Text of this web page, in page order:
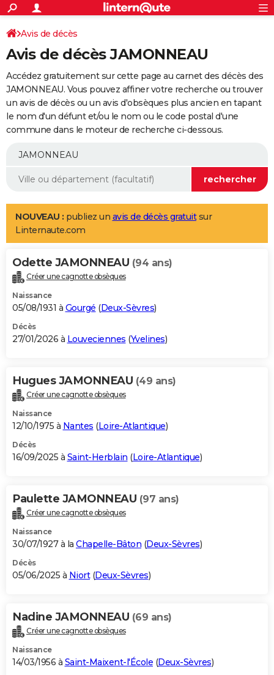
ACTUALITÉS
Politique
Société
Faits Divers
Education
Monde
Villes
+
SPORT
Coupe du monde 2026
Football
Tennis
Cyclisme
Rugby
Forum
Programme TV
TNT
Streaming
Cinéma
Sorties cinéma
Musique
+
FINANCE
Impôts
Immobilier
Risques naturels par ville
Banque
Assurance
Crédit
AUTO
Essais
Réserver un essai
Citadines
Berlines
SUV
Forum auto
+
Mobiles
Meilleur smartphone
Internet
Ordinateurs
Jeux vidéo
Guide high-tech
Aménagement intérieur
LIFESTYLE
Art de vivre
Bien-être
Loisirs
Mode
Modes de vie
Alimentation
Guide de la santé
Maladies
Médicaments
Sommeil
VOYAGE
Destinations
City break
Voyage nature
Voyage de noces
Forum
Climat
+PHOTO
GUIDES D'ACHAT
BONS PLANS
Carte de Noël
Carte Bonne année
Carte Saint-Valentin
Carte Pâques
Carte d'anniversaire
DICTIONNAIRE
Dictionnaire
Biographies
Citations
Expressions
Proverbes
PROGRAMME TV
S'inscrire
Se connecter
Lycées
Collèges
Primaires
Universités
Entreprises
Service militaire
Avis de recherche
AVIS DE DÉCÈS
Bricolage
Lifestyle
Culture
Sport
Auto
Television
Voyage
Cinema
Avis de décès
Avis de décès JAMONNEAU
Accédez gratuitement sur cette page au carnet des décès des
JAMONNEAU. Vous pouvez affiner votre recherche ou trouver
un avis de décès ou un avis d'obsèques plus ancien en tapant
le nom d'un défunt et/ou le nom ou le code postal d'une
commune dans le moteur de recherche ci-dessous.
NOUVEAU : publiez un avis de décès gratuitsur
Linternaute.com
Odette JAMONNEAU (94 ans)
Créer une cagnotte obsèques
Naissance
05/08/1931 à Gourgé (Deux-Sèvres)
Décès
27/01/2026 à Louveciennes (Yvelines)
Hugues JAMONNEAU (49 ans)
Créer une cagnotte obsèques
Naissance
12/10/1975 à Nantes (Loire-Atlantique)
Décès
16/09/2025 à Saint-Herblain (Loire-Atlantique)
Paulette JAMONNEAU (97 ans)
Créer une cagnotte obsèques
Naissance
30/07/1927 à la Chapelle-Bâton (Deux-Sèvres)
Décès
05/06/2025 à Niort(Deux-Sèvres)
Nadine JAMONNEAU (69 ans)
Créer une cagnotte obsèques
Naissance
14/03/1956 à Saint-Maixent-l'École (Deux-Sèvres)